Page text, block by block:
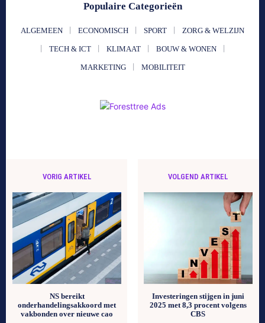
Populaire Categorieën
ALGEMEEN ECONOMISCH SPORT ZORG & WELZIJN
TECH & ICT KLIMAAT BOUW & WONEN
MARKETING MOBILITEIT
VORIG ARTIKEL
NS bereikt
onderhandelingsakkoord met
vakbonden over nieuwe cao
VOLGEND ARTIKEL
Investeringen stijgen in juni
2025 met 8,3 procent volgens
CBS